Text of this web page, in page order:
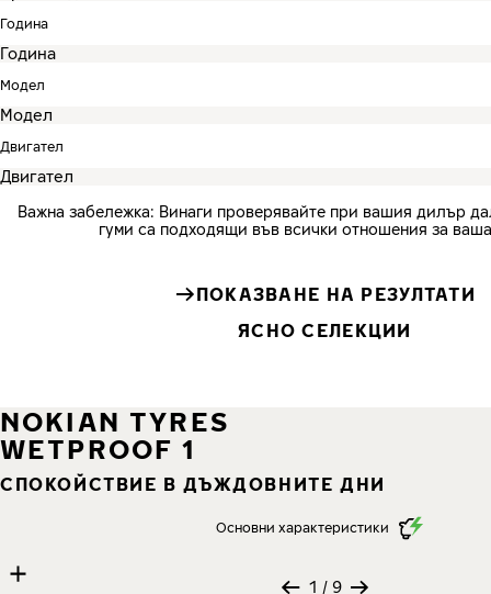
Година
Модел
Двигател
Важна забележка: Винаги проверявайте при вашия дилър
гуми са подходящи във всички отношения за
ПОКАЗВАНЕ НА РЕЗУЛТАТИ
ЯСНО СЕЛЕКЦИИ
9 images
Skip media gallery
1 / 9
NOKIAN TYRES
WETPROOF 1
СПОКОЙСТВИЕ В ДЪЖДОВНИТЕ ДНИ
Основни характеристики